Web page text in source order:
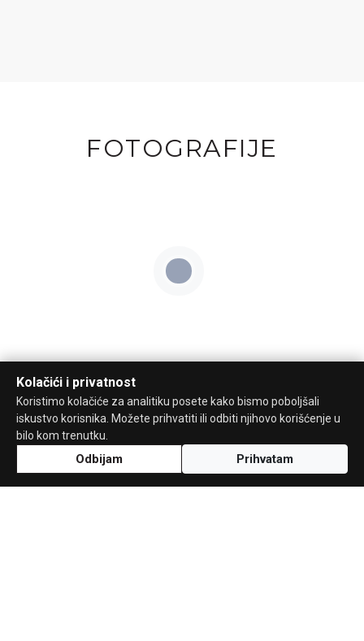
FOTOGRAFIJE
Kolačići i privatnost
Koristimo kolačiće za analitiku posete kako bismo poboljšali
iskustvo korisnika. Možete prihvatiti ili odbiti njihovo korišćenje u
bilo kom trenutku.
Odbijam Prihvatam